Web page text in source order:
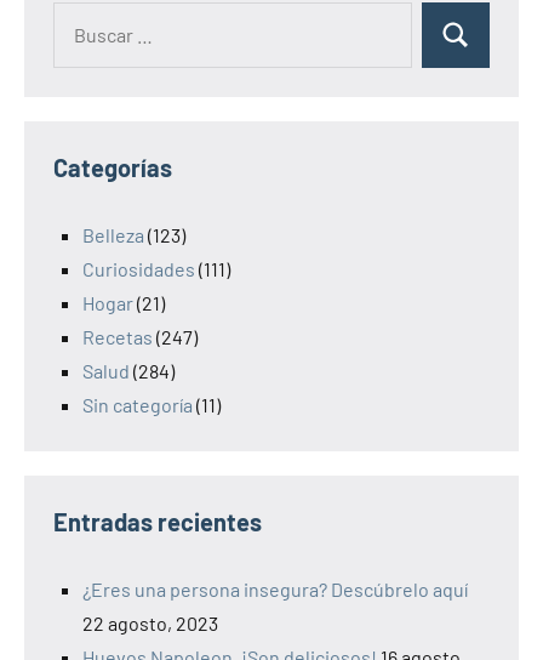
Categorías
Belleza (123)
Curiosidades (111)
Hogar(21)
Recetas (247)
Salud (284)
Sin categoría (11)
Entradas recientes
¿Eres una persona insegura? Descúbrelo aquí
22 agosto, 2023